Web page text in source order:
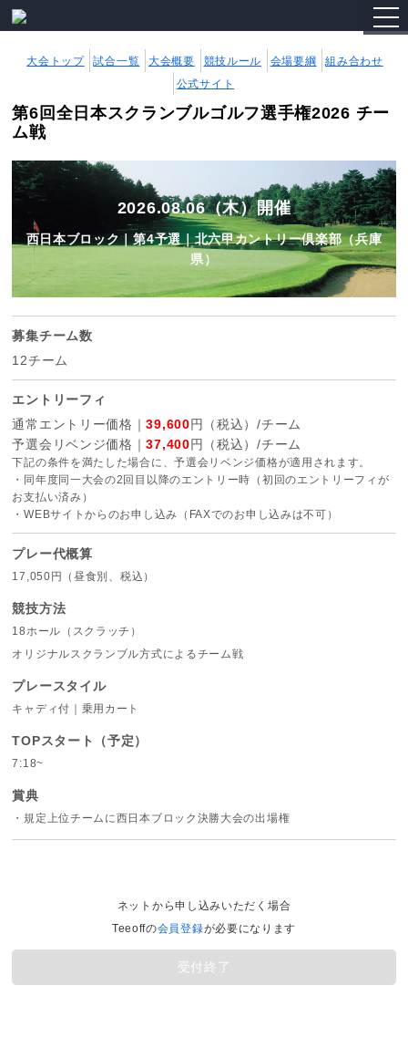
大会トップ 試合一覧 大会概要 競技ルール 会場要綱
組み合わせ
公式サイト
第6回全日本スクランブルゴルフ選手権2026 チー
ム戦
2026.08.06（木）開催
西日本ブロック｜第4予選｜北六甲カントリー倶楽部（兵庫
県）
募集チーム数
12チーム
エントリーフィ
通常エントリー価格｜39,600円（税込）/チーム
予選会リベンジ価格｜37,400円（税込）/チーム
下記の条件を満たした場合に、予選会リベンジ価格が適用されます。
・同年度同一大会の2回目以降のエントリー時（初回のエントリーフィが
お支払い済み）
・WEBサイトからのお申し込み（FAXでのお申し込みは不可）
プレー代概算
17,050円（昼食別、税込）
競技方法
18ホール（スクラッチ）
オリジナルスクランブル方式によるチーム戦
プレースタイル
キャディ付｜乗用カート
TOPスタート（予定）
7:18~
賞典
・規定上位チームに西日本ブロック決勝大会の出場権
ネットから申し込みいただく場合
Teeoffの会員登録が必要になります
受付終了